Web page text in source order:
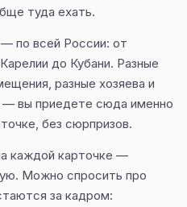
туда ехать.
— по всей России: от
до Кубани. Разные
разные хозяева и
вы приедете сюда именно
без сюрпризов.
каждой карточке —
Можно спросить про
за кадром: